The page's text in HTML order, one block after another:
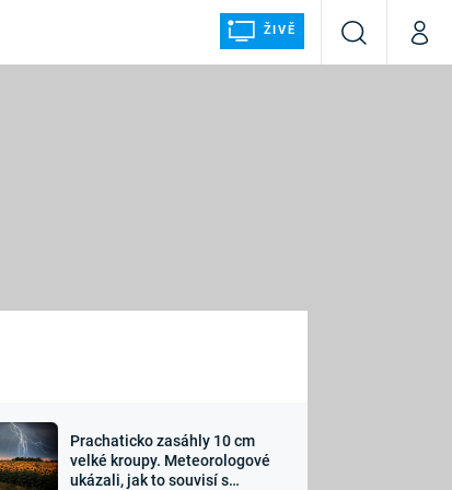
ŽIVĚ
VyhledáváníMůj
Sledujte nás
Prachaticko zasáhly 10 cm
velké kroupy. Meteorologové
ukázali, jak to souvisí s